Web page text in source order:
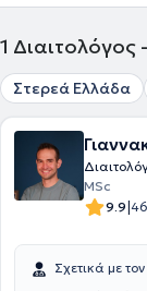
1 Διαιτολόγος
Στερεά Ελλάδα
MSc
9.9|
Σχετικά με τον